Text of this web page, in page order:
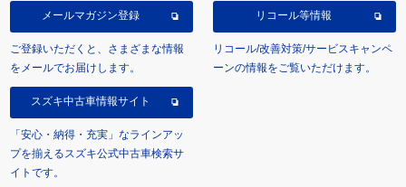
メールマガジン登録
ご登録いただくと、さまざまな情報
をメールでお届けします。
リコール等情報
リコール/改善対策/サービスキャンペ
ーンの情報をご覧いただけます。
スズキ中古車情報サイト
「安心・納得・充実」なラインアッ
プを揃えるスズキ公式中古車検索サ
イトです。